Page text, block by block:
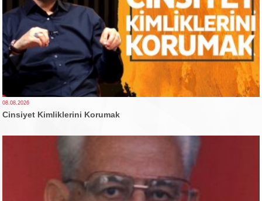
08.08.2026
Cinsiyet Kimliklerini Korumak